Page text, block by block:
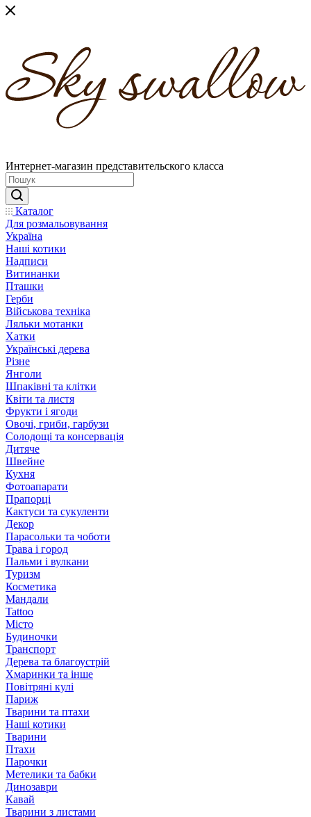
Интернет-магазин представительского класса
Каталог
Для розмальовування
Україна
Наші котики
Надписи
Витинанки
Пташки
Герби
Військова техніка
Ляльки мотанки
Хатки
Українські дерева
Різне
Янголи
Шпаківні та клітки
Квіти та листя
Фрукти і ягоди
Овочі, гриби, гарбузи
Солодощі та консервація
Дитяче
Швейне
Кухня
Фотоапарати
Прапорці
Кактуси та сукуленти
Декор
Парасольки та чоботи
Трава і город
Пальми і вулкани
Туризм
Косметика
Мандали
Tattoo
Місто
Будиночки
Транспорт
Дерева та благоустрій
Хмаринки та інше
Повітряні кулі
Париж
Тварини та птахи
Наші котики
Тварини
Птахи
Парочки
Метелики та бабки
Динозаври
Кавай
Тварини з листами